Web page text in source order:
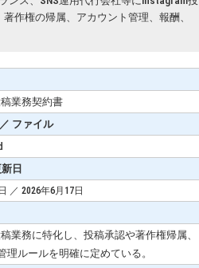
作権の帰属、アカウント管理、報酬、
業務契約書
ファイル
日
／ 2026年6月17日
業務に特化し、投稿承認や著作権帰属、
理ルールを明確に定めている。